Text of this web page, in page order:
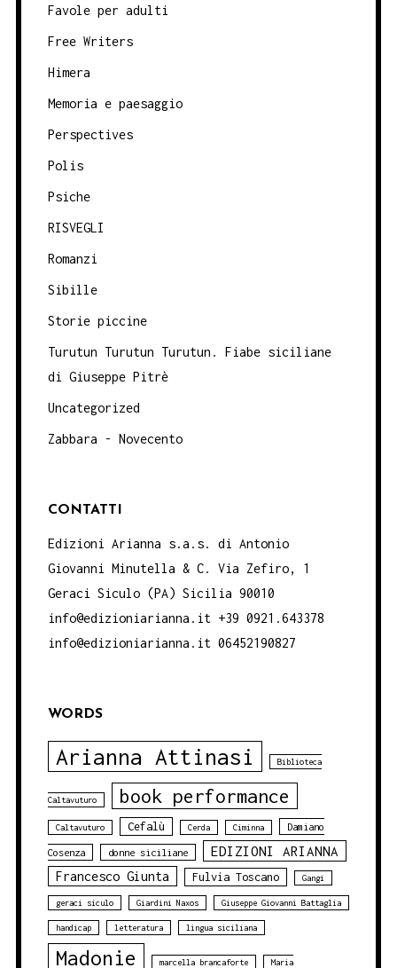
Favole per adulti
Free Writers
Himera
Memoria e paesaggio
Perspectives
Polis
Psiche
RISVEGLI
Romanzi
Sibille
Storie piccine
Turutun Turutun Turutun. Fiabe siciliane
di Giuseppe Pitrè
Uncategorized
Zabbara - Novecento
CONTATTI
Edizioni Arianna s.a.s. di Antonio
Giovanni Minutella & C. Via Zefiro, 1
Geraci Siculo (PA) Sicilia 90010
info@edizioniarianna.it +39 0921.643378
info@edizioniarianna.it 06452190827
WORDS
Arianna Attinasi Biblioteca
Caltavuturo book performance
Caltavuturo Cefalù Cerda Ciminna Damiano
Cosenza donne siciliane EDIZIONI ARIANNA
Francesco Giunta Fulvia Toscano Gangi
geraci siculo Giardini Naxos Giuseppe Giovanni Battaglia
handicap letteratura lingua siciliana
Madonie marcella brancaforte Maria